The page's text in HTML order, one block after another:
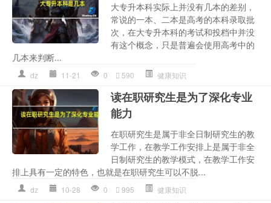
大专升本科实际上并没有几本的差别，
常说的一本、二本是高考的本科录取批
次，在大专升本科的考试和投档中并没
有这个概念，只是普遍会使用高考中的
几本来判断...
dz 11-21 0 590 健康知识
读在职研究生是为了深化专业
能力
在职研究生是属于非全日制研究生的教
学工作，在教学工作安排上是属于非全
日制研究生的教学模式，在教学工作安
排上具有一定的特色，也就是在职研究生可以不脱...
dz 10-28 0 995 健康知识